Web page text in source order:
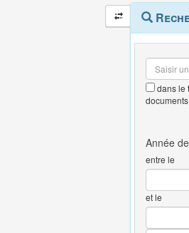
et
outils
annexes
Menu
contextuel
dans le
documents
entre le
et le